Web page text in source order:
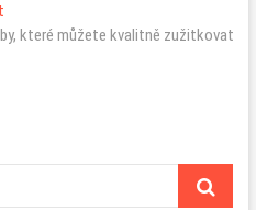
post:které můžete kvalitně zužitkovat